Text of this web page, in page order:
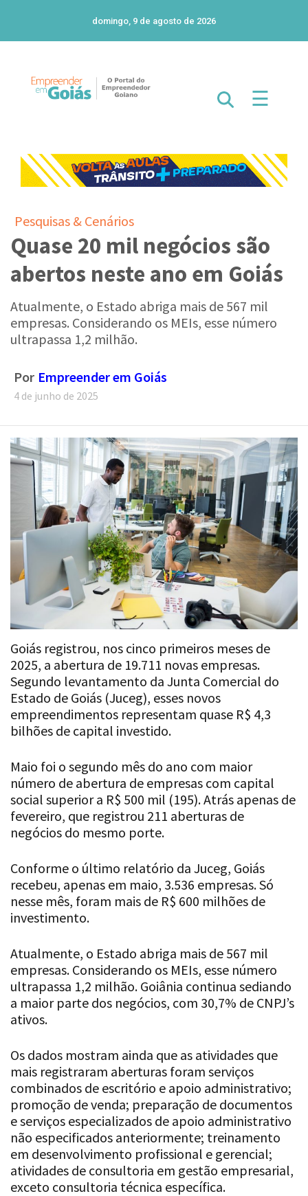
domingo, 9 de agosto de 2026
☰
Pesquisas & Cenários
Quase 20 mil negócios são
abertos neste ano em Goiás
Atualmente, o Estado abriga mais de 567 mil
empresas. Considerando os MEIs, esse número
ultrapassa 1,2 milhão.
Por Empreender em Goiás
4 de junho de 2025
Goiás registrou, nos cinco primeiros meses de
2025, a abertura de 19.711 novas empresas.
Segundo levantamento da Junta Comercial do
Estado de Goiás (Juceg), esses novos
empreendimentos representam quase R$ 4,3
bilhões de capital investido.
Maio foi o segundo mês do ano com maior
número de abertura de empresas com capital
social superior a R$ 500 mil (195). Atrás apenas de
fevereiro, que registrou 211 aberturas de
negócios do mesmo porte.
Conforme o último relatório da Juceg, Goiás
recebeu, apenas em maio, 3.536 empresas. Só
nesse mês, foram mais de R$ 600 milhões de
investimento.
Atualmente, o Estado abriga mais de 567 mil
empresas. Considerando os MEIs, esse número
ultrapassa 1,2 milhão. Goiânia continua sediando
a maior parte dos negócios, com 30,7% de CNPJ’s
ativos.
Os dados mostram ainda que as atividades que
mais registraram aberturas foram serviços
combinados de escritório e apoio administrativo;
promoção de venda; preparação de documentos
e serviços especializados de apoio administrativo
não especificados anteriormente; treinamento
em desenvolvimento profissional e gerencial;
atividades de consultoria em gestão empresarial,
exceto consultoria técnica específica.